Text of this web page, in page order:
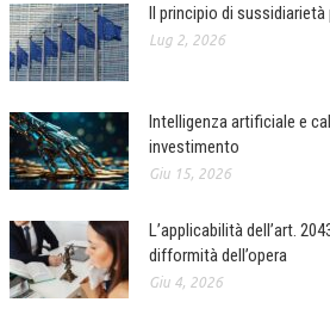
PERSONA E CITTÀ
L’UMANISTA
DIRITTO PENALE D’IMPRESA
DIRITTO DEL LAVORO
DIRITTO DEL WEB
DIRITTO DELLE IMPRESE IN CRISI
Il principio di sussidiarietà
Lug 2, 2026
Intelligenza artificiale e
investimento
Giu 15, 2026
L’applicabilità dell’art.
difformità dell’opera
Giu 4, 2026